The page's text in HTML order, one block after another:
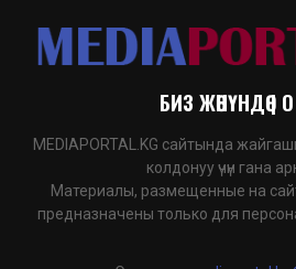
БИЗ ЖӨНҮНДӨ |
MEDIAPORTAL.KG сайтында
колдонуу үчүн гана
Материалы, размещенные на
предназначены только для